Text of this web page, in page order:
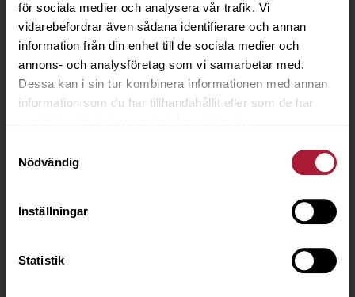
för sociala medier och analysera vår trafik. Vi
vidarebefordrar även sådana identifierare och annan
information från din enhet till de sociala medier och
annons- och analysföretag som vi samarbetar med.
Dessa kan i sin tur kombinera informationen med annan
information som du har tillhandahållit eller som de har
Nödvändig
Inställningar
Statistik
Lacar Mercato - Atlantic